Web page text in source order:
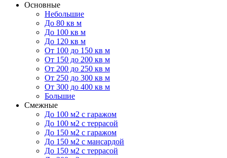
Основные
Небольшие
До 80 кв м
До 100 кв м
До 120 кв м
От 100 до 150 кв м
От 150 до 200 кв м
От 200 до 250 кв м
От 250 до 300 кв м
От 300 до 400 кв м
Большие
Смежные
До 100 м2 с гаражом
До 100 м2 с террасой
До 150 м2 с гаражом
До 150 м2 с мансардой
До 150 м2 с террасой